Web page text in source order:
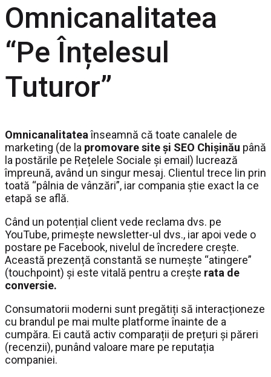
Omnicanalitatea
“Pe Înțelesul
Tuturor”
Omnicanalitateaînseamnă că toate canalele de
marketing (de la promovare site și SEO Chișinău până
la postările pe Rețelele Sociale și email) lucrează
împreună, având un singur mesaj. Clientul trece lin prin
toată “pâlnia de vânzări”, iar compania știe exact la ce
etapă se află.
Când un potențial client vede reclama dvs. pe
YouTube, primește newsletter-ul dvs., iar apoi vede o
postare pe Facebook, nivelul de încredere crește.
Această prezență constantă se numește “atingere”
(touchpoint) și este vitală pentru a crește rata de
conversie.
Consumatorii moderni sunt pregătiți să interacționeze
cu brandul pe mai multe platforme înainte de a
cumpăra. Ei caută activ comparații de prețuri și păreri
(recenzii), punând valoare mare pe reputația
companiei.